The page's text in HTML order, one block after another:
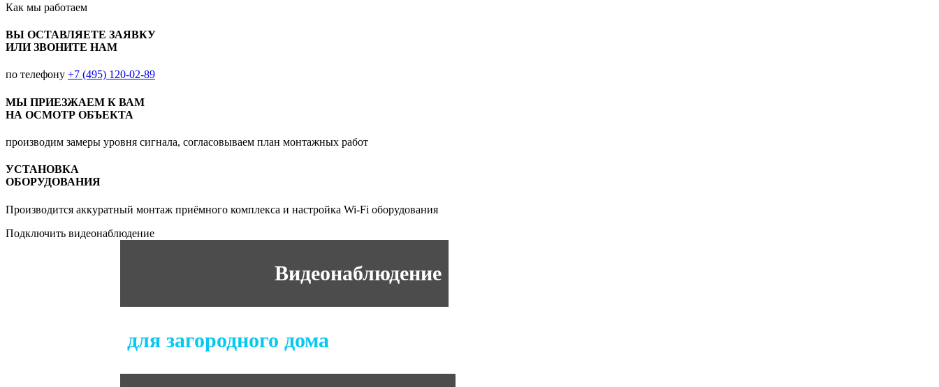
Как мы работаем
ВЫ ОСТАВЛЯЕТЕ ЗАЯВКУ
ИЛИ ЗВОНИТЕ НАМ
по телефону +7 (495) 120-02-89
МЫ ПРИЕЗЖАЕМ К ВАМ
НА ОСМОТР ОБЪЕКТА
производим замеры уровня сигнала, согласовываем план монтажных работ
УСТАНОВКА
ОБОРУДОВАНИЯ
Производится аккуратный монтаж приёмного комплекса и настройка Wi-Fi оборудования
Подключить видеонаблюдение
Видеонаблюдение
для загородного дома